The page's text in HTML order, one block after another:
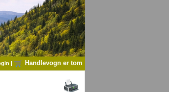
| Handlevogn er tom